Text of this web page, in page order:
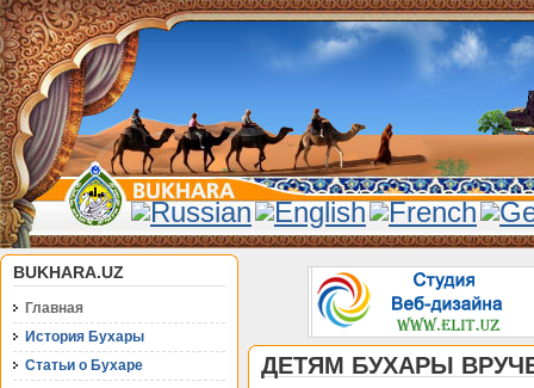
BUKHARA.UZ
Главная
История Бухары
Статьи о Бухаре
ДЕТЯМ БУХАРЫ